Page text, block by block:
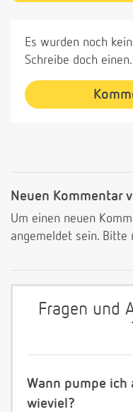
Es wurden noch
Schreibe doch einen.
Neuen Kommentar
Um einen neuen
angemeldet sein. Bitte
Fragen und
Wann pumpe ich
wieviel?